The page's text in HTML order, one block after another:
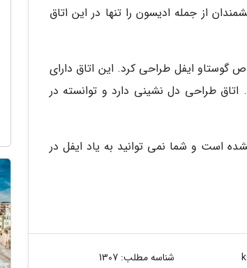
از جمله ادیسون را تنها در این اتاق
شبیه به اتاق خاص گوستاو ایفل طراحی کرد. این اتاق دارای
اتاق طراحی دل نشینی دارد و توانسته در
است و شما نمی توانید به یاد ایفل در
شناسه مطلب: 1307